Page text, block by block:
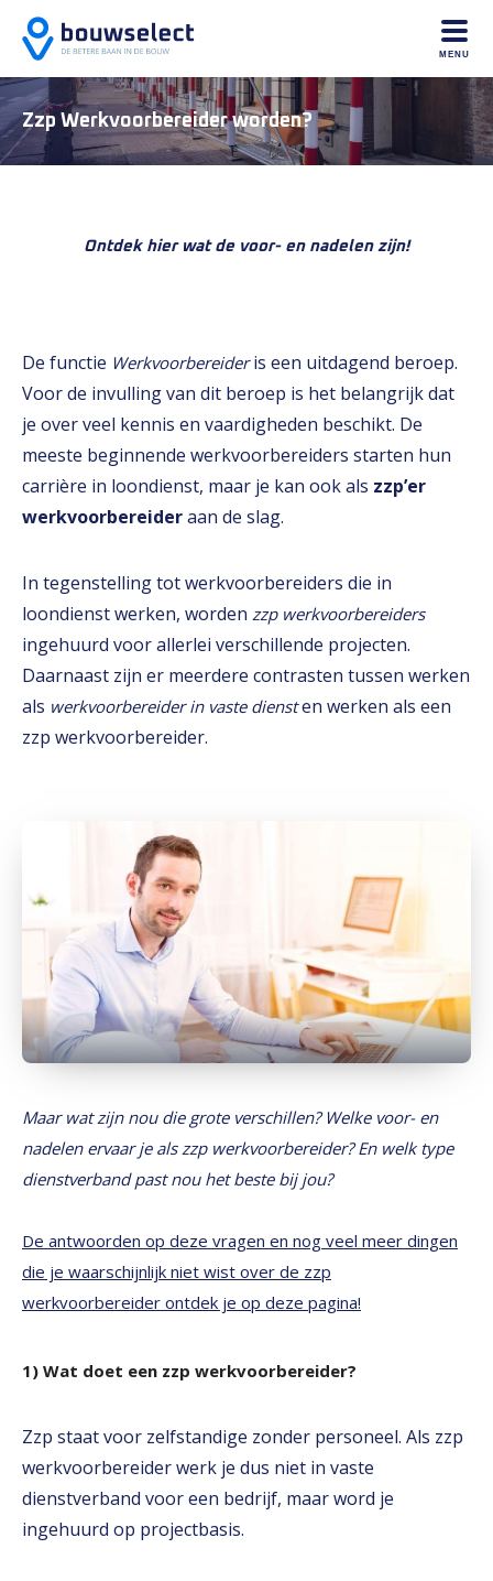
MENU
Zzp Werkvoorbereider worden?
Ontdek hier wat de voor- en nadelen zijn!
De functie Werkvoorbereideris een uitdagend beroep.
Voor de invulling van dit beroep is het belangrijk dat
je over veel kennis en vaardigheden beschikt. De
meeste beginnende werkvoorbereiders starten hun
carrière in loondienst, maar je kan ook als zzp’er
werkvoorbereideraan de slag.
In tegenstelling tot werkvoorbereiders die in
loondienst werken, worden zzp werkvoorbereiders
ingehuurd voor allerlei verschillende projecten.
Daarnaast zijn er meerdere contrasten tussen werken
als werkvoorbereider in vaste diensten werken als een
zzp werkvoorbereider.
Maar wat zijn nou die grote verschillen? Welke voor- en
nadelen ervaar je als zzp werkvoorbereider? En welk type
dienstverband past nou het beste bij jou?
De antwoorden op deze vragen en nog veel meer dingen
die je waarschijnlijk niet wist over de zzp
werkvoorbereider ontdek je op deze pagina!
1) Wat doet een zzp werkvoorbereider?
Zzp staat voor zelfstandige zonder personeel. Als zzp
werkvoorbereider werk je dus niet in vaste
dienstverband voor een bedrijf, maar word je
ingehuurd op projectbasis.